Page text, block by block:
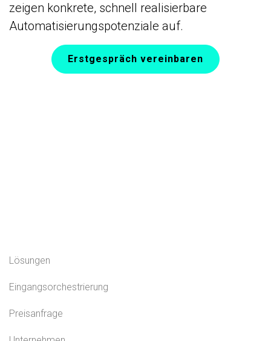
zeigen konkrete, schnell realisierbare
Automatisierungspotenziale auf.
Erstgespräch vereinbaren
Lösungen
Eingangsorchestrierung
Preisanfrage